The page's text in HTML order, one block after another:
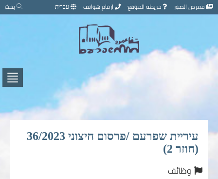
تخطي
إلى
معرض الصور خريطه الموقع ارقام هواتف עברית بحث
لفتح
עיריית שפרעם /פרסום חיצוני 36/2023
(חוזר 2)
وظائف